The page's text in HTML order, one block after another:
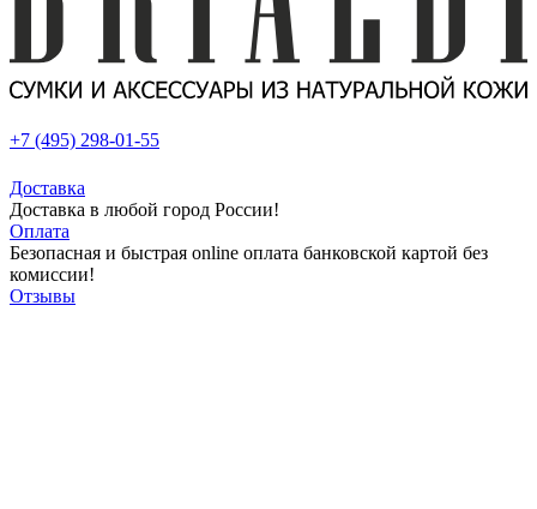
+7 (495) 298-01-55
Доставка
Доставка в любой город России!
Оплата
Безопасная и быстрая online оплата банковской картой без
комиссии!
Отзывы